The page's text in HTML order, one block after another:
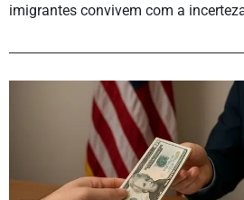
imigrantes convivem com a